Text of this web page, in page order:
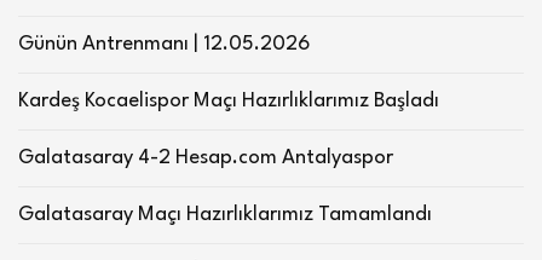
Günün Antrenmanı | 12.05.2026
Kardeş Kocaelispor Maçı Hazırlıklarımız Başladı
Galatasaray 4-2 Hesap.com Antalyaspor
Galatasaray Maçı Hazırlıklarımız Tamamlandı